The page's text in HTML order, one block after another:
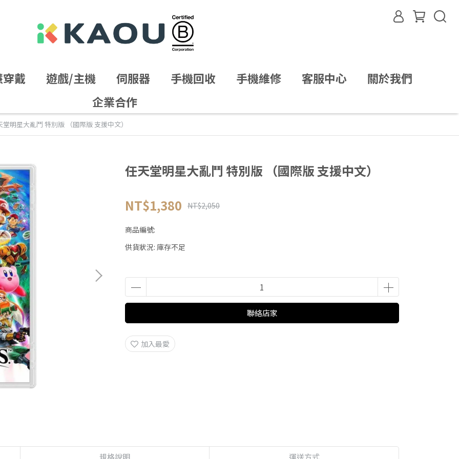
戴 遊戲/主機 伺服器 手機回收 手機維修 客服中心
關於我們
企業合作
堂明星大亂鬥 特別版 （國際版 支援中文）
任天堂明星大亂鬥 特別版 （國際版 支援中文）
NT$1,380 NT$2,050
商品編號:
供貨狀況: 庫存不足
聯絡店家
加入最愛
規格說明 運送方式